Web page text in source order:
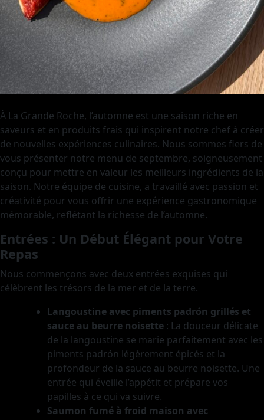
À La Grande Roche, l’automne est une saison riche en
saveurs et en produits frais qui inspirent notre chef à créer
de nouvelles expériences culinaires. Nous sommes fiers de
vous présenter notre menu de septembre, soigneusement
conçu pour mettre en valeur les meilleurs ingrédients de la
saison. Notre équipe de cuisine, a travaillé avec passion et
créativité pour vous offrir une expérience gastronomique
mémorable, reflétant la richesse de l’automne.
Entrées : Un Début Élégant pour Votre
Repas
Nous commençons avec deux entrées exquises qui
célèbrent les trésors de la mer et de la terre.
Langoustine avec piments padrón grillés et
sauce au beurre noisette : La douceur délicate
de la langoustine se marie parfaitement avec les
piments padrón légèrement épicés et la
profondeur de la sauce au beurre noisette. Une
entrée qui éveille l’appétit et prépare vos
papilles à ce qui va suivre.
Saumon fumé à froid maison avec